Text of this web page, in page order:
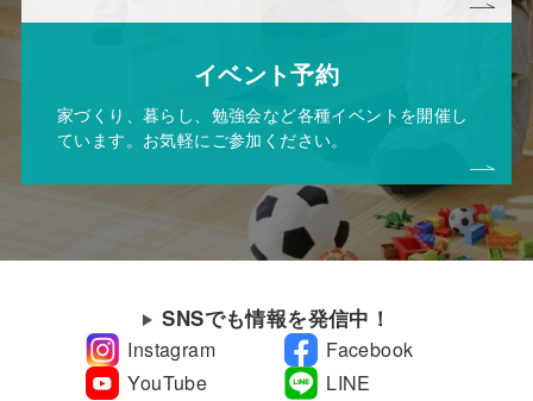
イベント予約
家づくり、暮らし、勉強会など各種イベントを開催し
ています。お気軽にご参加ください。
SNSでも情報を発信中！
Instagram
Facebook
YouTube
LINE